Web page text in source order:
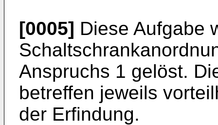
[0005] Diese Aufgabe
Anspruchs 1 gelöst.
betreffen jeweils
der Erfindung.